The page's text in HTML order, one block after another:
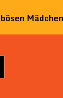
Mädchen